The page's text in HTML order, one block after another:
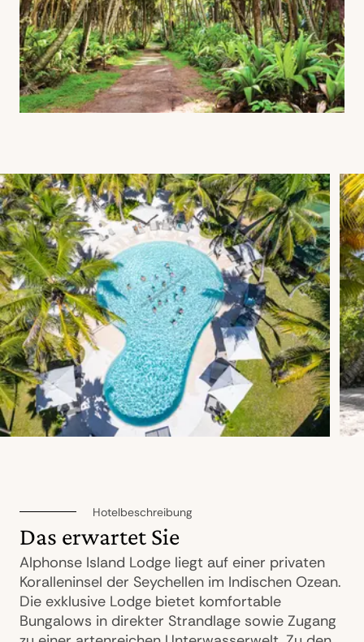
Hotelbeschreibung
Das erwartet Sie
Alphonse Island Lodge liegt auf einer privaten
Koralleninsel der Seychellen im Indischen Ozean.
Die exklusive Lodge bietet komfortable
Bungalows in direkter Strandlage sowie Zugang